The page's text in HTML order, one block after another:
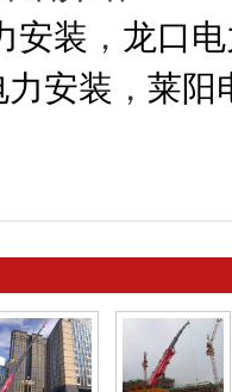
安装 ， 龙口
安装 ， 莱阳